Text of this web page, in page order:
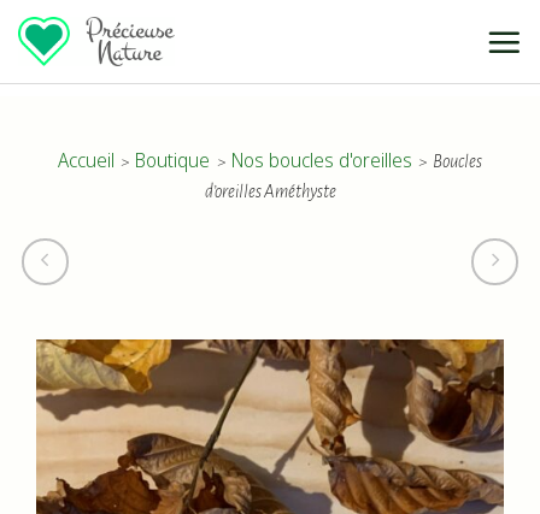
contenuAccueil > Boutique > Nos boucles d'oreilles > Boucles
d’oreilles Améthyste